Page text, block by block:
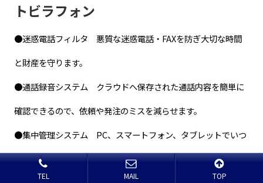
トビラフォン
●迷惑電話フィルタ 悪質な迷惑電話・FAXを防ぎ大切な時間
と財産を守ります。
●通話録音システム クラウドへ保存された通話内容を簡単に
確認できるので、依頼や発注のミスを減らせます。
●集中管理システム PC、スマートフォン、タブレットでいつ
でも、どこからでもご確認いただけます。
TEL MAIL TOP